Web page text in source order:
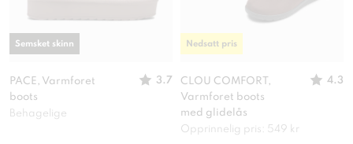
PACE, Varmforet
boots
3.7
Behagelige
Semsket skinn
CLOU COMFORT,
Varmforet boots
med glidelås
4.3
Opprinnelig pris: 549 kr
Nedsatt pris